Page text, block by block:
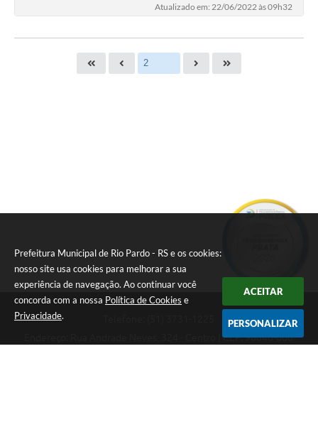
Prefeitura Municipal de Rio Pardo - RS e os cookies:
nosso site usa cookies para melhorar a sua
experiência de navegação. Ao continuar você
concorda com a nossa Política de Cookies e
Privacidade.
ACEITAR
PERSONALIZAR
Atualizado em: 22/06/2022 às 09h32
Endereço: Rua Andrade Neves, 324 - Centro | CEP: 96640-000